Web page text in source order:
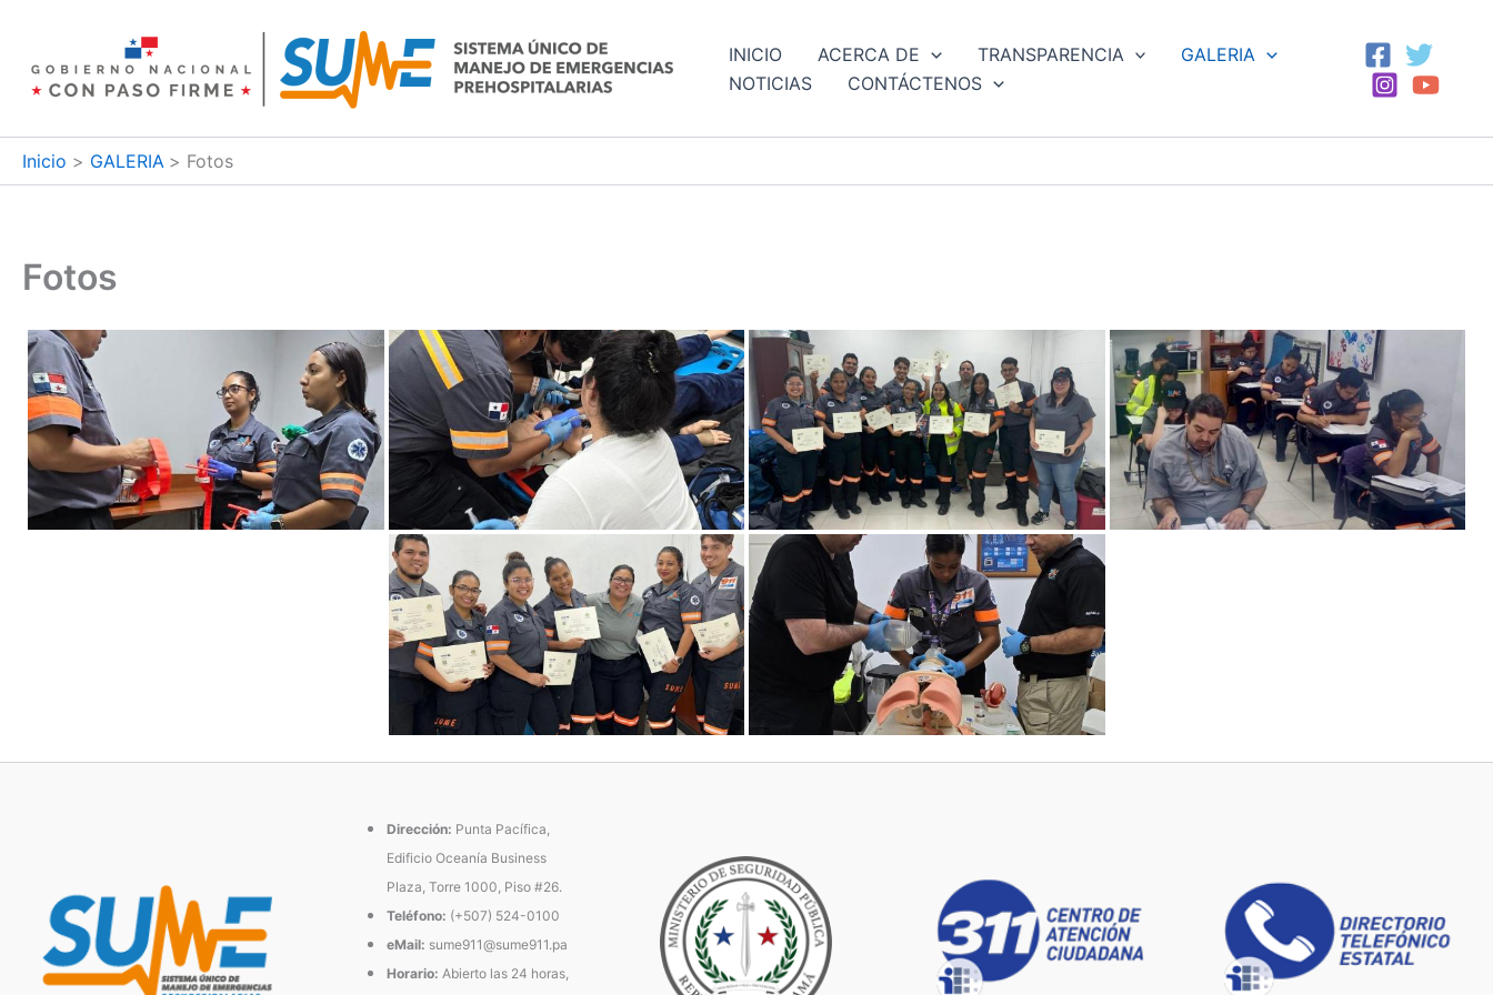
contenido
INICIO ACERCA DE TRANSPARENCIA
GALERIA
NOTICIAS
CONTÁCTENOS
Inicio GALERIA Fotos
Fotos
Dirección: Punta Pacífica,
Edificio Oceanía Business
Plaza, Torre 1000, Piso #26.
Teléfono: (+507) 524-0100
eMail: sume911@sume911.pa
Horario: Abierto las 24 horas,